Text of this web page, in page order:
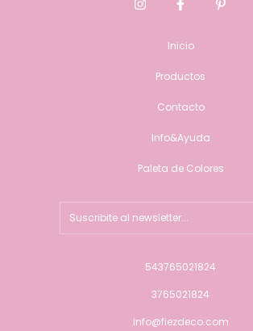
Inicio
Productos
Contacto
Info&Ayuda
Paleta de Colores
543765021824
3765021824
info@fiezdeco.com